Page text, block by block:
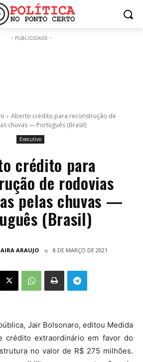
- PUBLICIDADE -
Aberto crédito para reconstrução de
chuvas — Português (Brasil)
Executivo
crédito para
de rodovias
pelas chuvas —
(Brasil)
ARAUJO 8 DE MARÇO DE 2021
Jair Bolsonaro, editou Medida
crédito extraordinário em favor do
no valor de R$ 275 milhões.